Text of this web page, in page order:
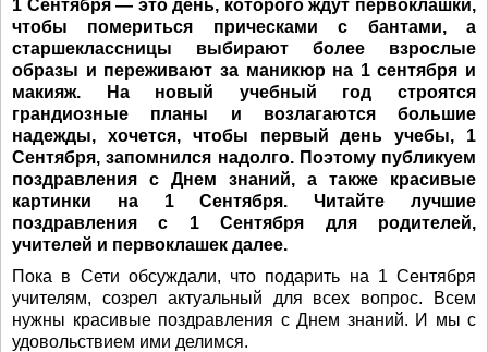
1 Сентября — это день, которого ждут первоклашки,
чтобы помериться прическами с бантами, а
старшеклассницы выбирают более взрослые
образы и переживают за маникюр на 1 сентября и
макияж. На новый учебный год строятся
грандиозные планы и возлагаются большие
надежды, хочется, чтобы первый день учебы, 1
Сентября, запомнился надолго. Поэтому публикуем
поздравления с Днем знаний, а также красивые
картинки на 1 Сентября. Читайте лучшие
поздравления с 1 Сентября для родителей,
учителей и первоклашек далее.
Пока в Сети обсуждали, что подарить на 1 Сентября
учителям, созрел актуальный для всех вопрос. Всем
нужны красивые поздравления с Днем знаний. И мы с
удовольствием ими делимся.